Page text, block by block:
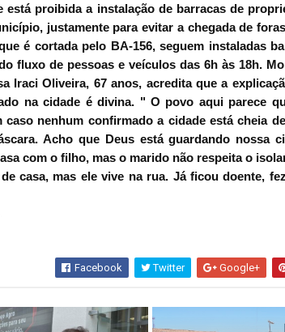
proibida a instalação de barracas de
justamente para evitar a chegada de
é cortada pelo BA-156, seguem instaladas
fluxo de pessoas e veículos das 6h às 18h.
Iraci Oliveira, 67 anos, acredita que a
na cidade é divina. " O povo aqui parece
nenhum confirmado a cidade está cheia
Acho que Deus está guardando nossa
com o filho, mas o marido não respeita o
casa, mas ele vive na rua. Já ficou doente,
Facebook Twitter Google+